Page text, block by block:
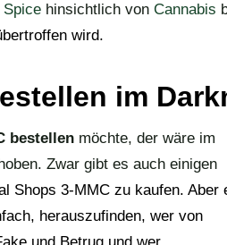
Spice hinsichtlich von Cannabis
wird.
im
bestellen möchte, der wäre im
Zwar gibt es auch einigen
Shops 3-MMC zu kaufen. Aber
herauszufinden, wer von